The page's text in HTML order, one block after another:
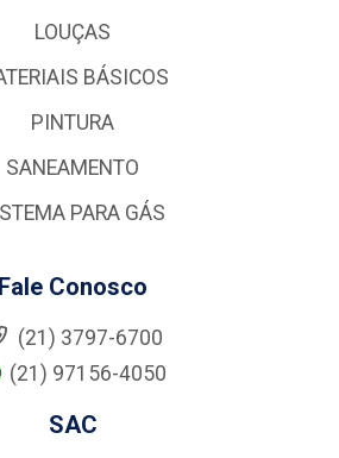
LOUÇAS
BÁSICOS
PINTURA
SANEAMENTO
PARA GÁS
Fale Conosco
(21) 3797-6700
(21) 97156-4050
SAC